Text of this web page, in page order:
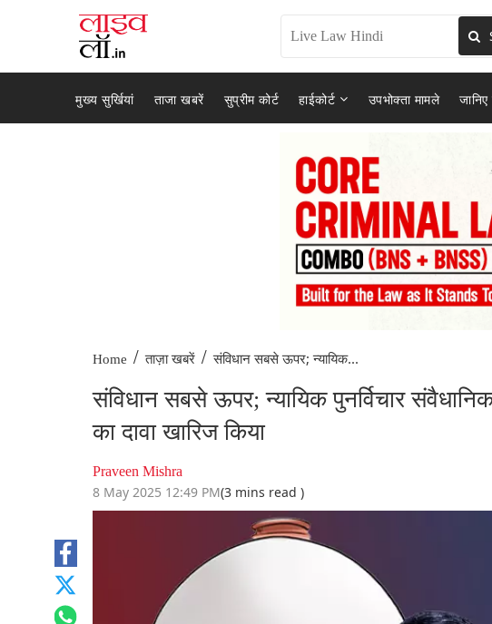
मुख्य सुर्खियां ताजा खबरें सुप्रीम कोर्ट हाईकोर्ट उपभोक्ता मामले जानिए
Home / ताज़ा खबरें / संविधान सबसे ऊपर; न्यायिक...
संविधान सबसे ऊपर; न्यायिक पुनर्विचार
का दावा खारिज किया
Praveen Mishra
8 May 2025 12:49 PM(3 mins read )